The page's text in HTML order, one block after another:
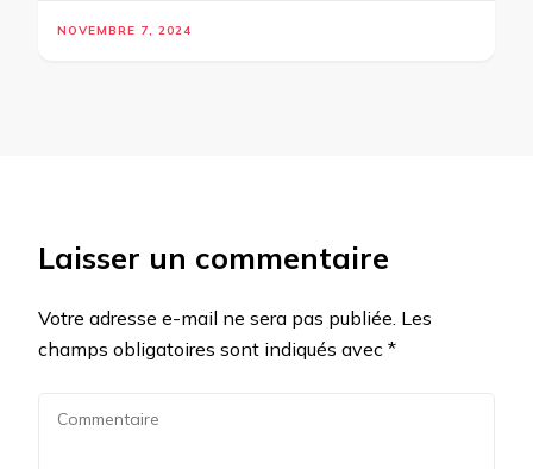
NOVEMBRE 7, 2024
Laisser un commentaire
Votre adresse e-mail ne sera pas publiée. Les
champs obligatoires sont indiqués avec *